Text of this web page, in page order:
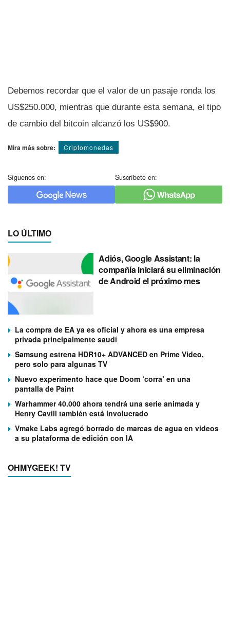
Debemos recordar que el valor de un pasaje ronda los
US$250.000, mientras que durante esta semana, el tipo
de cambio del bitcoin alcanzó los US$900.
Mira más sobre: Criptomonedas
Síguenos en: Suscríbete en:
LO ÚLTIMO
Adiós, Google Assistant: la
compañía iniciará su eliminación
de Android el próximo mes
La compra de EA ya es oficial y ahora es una empresa
privada principalmente saudí
Samsung estrena HDR10+ ADVANCED en Prime Video,
pero solo para algunas TV
Nuevo experimento hace que Doom ‘corra’ en una
pantalla de Paint
Warhammer 40.000 ahora tendrá una serie animada y
Henry Cavill también está involucrado
Vmake Labs agregó borrado de marcas de agua en videos
a su plataforma de edición con IA
OHMYGEEK! TV